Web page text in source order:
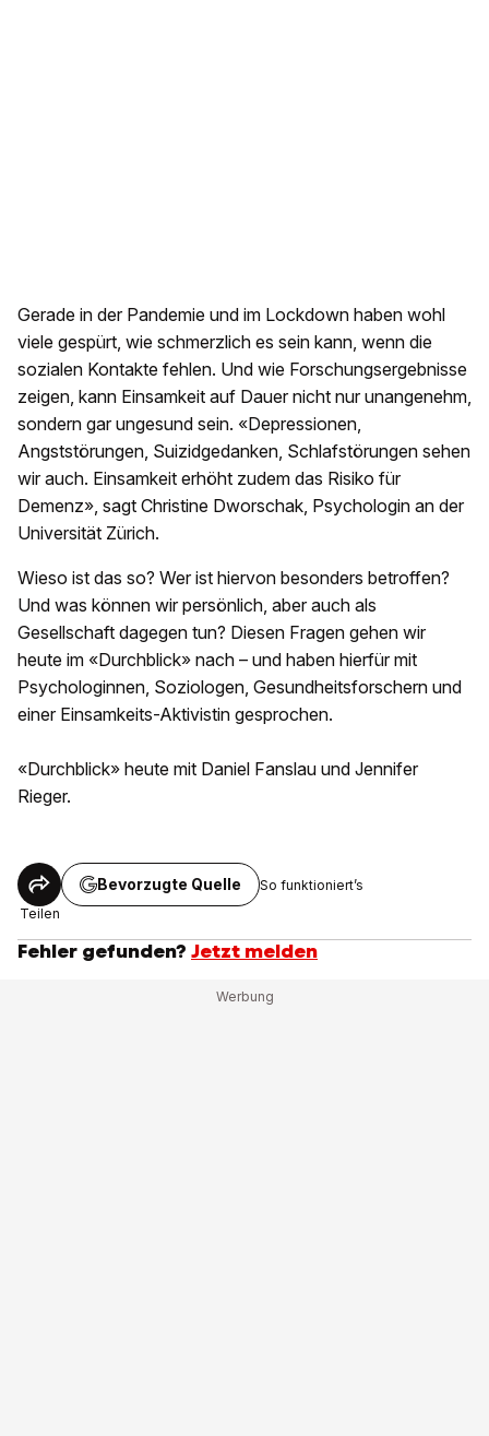
Gerade in der Pandemie und im Lockdown haben wohl
viele gespürt, wie schmerzlich es sein kann, wenn die
sozialen Kontakte fehlen. Und wie Forschungsergebnisse
zeigen, kann Einsamkeit auf Dauer nicht nur unangenehm,
sondern gar ungesund sein. «Depressionen,
Angststörungen, Suizidgedanken, Schlafstörungen sehen
wir auch. Einsamkeit erhöht zudem das Risiko für
Demenz», sagt Christine Dworschak, Psychologin an der
Universität Zürich.
Wieso ist das so? Wer ist hiervon besonders betroffen?
Und was können wir persönlich, aber auch als
Gesellschaft dagegen tun? Diesen Fragen gehen wir
heute im «Durchblick» nach – und haben hierfür mit
Psychologinnen, Soziologen, Gesundheitsforschern und
einer Einsamkeits-Aktivistin gesprochen.
«Durchblick» heute mit Daniel Fanslau und Jennifer
Rieger.
Teilen
Bevorzugte Quelle So funktioniert’s
Fehler gefunden? Jetzt melden